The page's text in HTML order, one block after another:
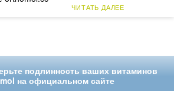
ЧИТАТЬ ДАЛЕЕ
подлинность ваших витаминов
на официальном сайте